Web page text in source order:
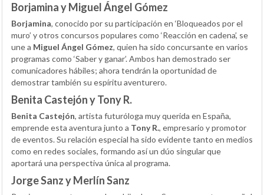
Borjamina y Miguel Ángel Gómez
Borjamina, conocido por su participación en ‘Bloqueados por el
muro’ y otros concursos populares como ‘Reacción en cadena’, se
une a Miguel Ángel Gómez, quien ha sido concursante en varios
programas como ‘Saber y ganar’. Ambos han demostrado ser
comunicadores hábiles; ahora tendrán la oportunidad de
demostrar también su espíritu aventurero.
Benita Castejón y Tony R.
Benita Castejón, artista futuróloga muy querida en España,
emprende esta aventura junto a Tony R., empresario y promotor
de eventos. Su relación especial ha sido evidente tanto en medios
como en redes sociales, formando así un dúo singular que
aportará una perspectiva única al programa.
Jorge Sanz y Merlín Sanz